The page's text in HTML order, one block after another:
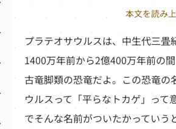
本文を読み
プラテオサウルスは、中生代三畳
1400万年前から2億400万年前の
古竜脚類の恐竜だよ。この恐竜の
ウルスって「平らなトカゲ」って
でそんな名前がついたかっていう